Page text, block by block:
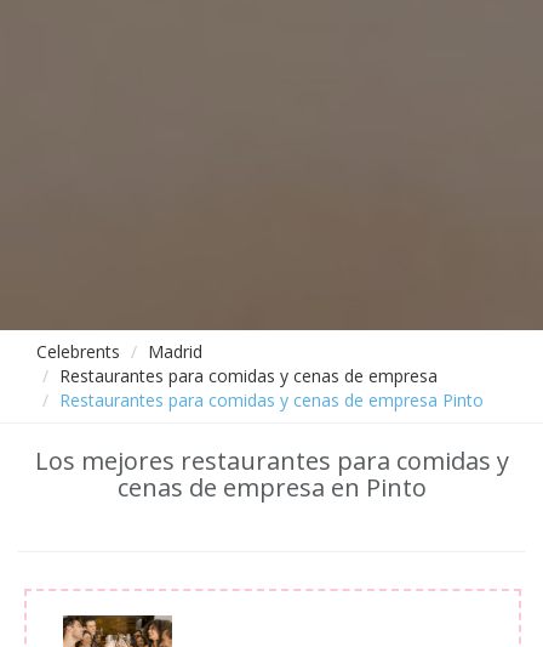
Celebrents
Madrid
Restaurantes para comidas y cenas de empresa
Restaurantes para comidas y cenas de empresa Pinto
Los mejores restaurantes para comidas y
cenas de empresa en Pinto